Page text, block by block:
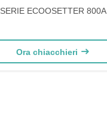
SERIE ECOOSETTER 800A
Ora chiacchieri